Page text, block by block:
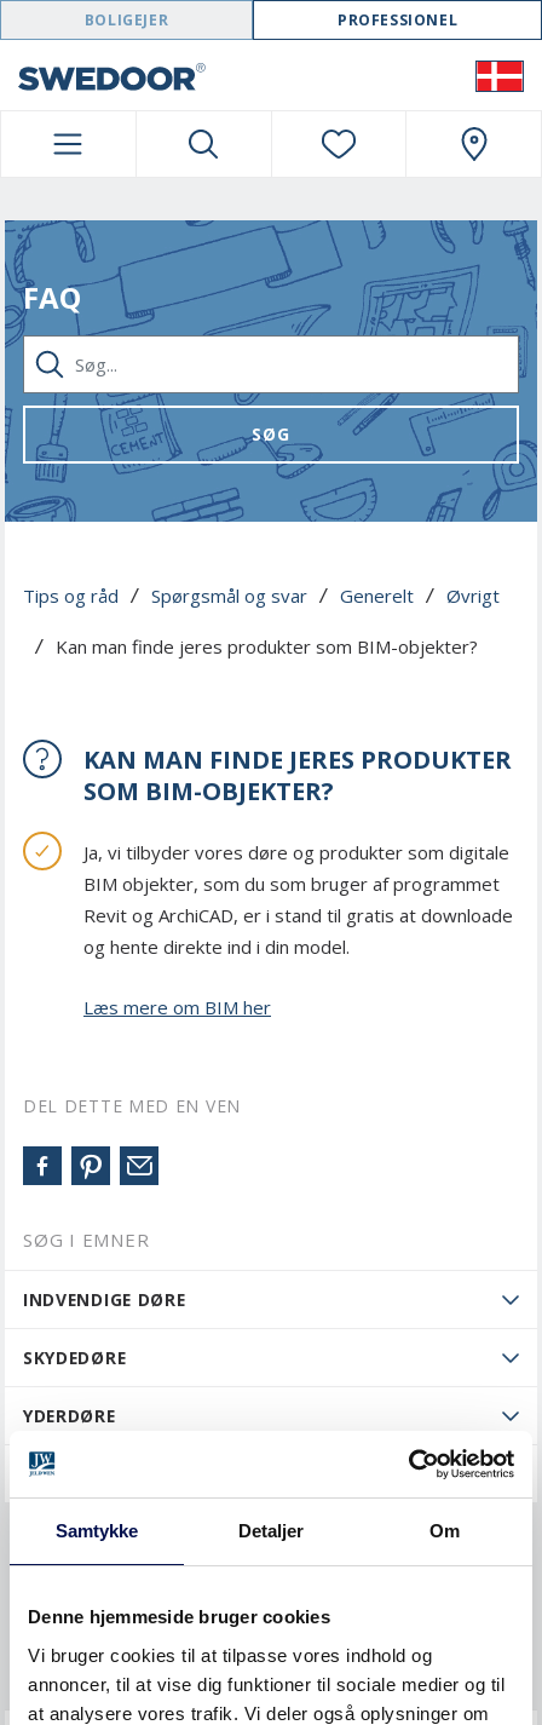
Samtykke Detaljer Om
Denne hjemmeside bruger cookies
Vi bruger cookies til at tilpasse vores indhold og
annoncer, til at vise dig funktioner til sociale medier og til
at analysere vores trafik. Vi deler også oplysninger om
SWEDOOR NAVIGATION
BOLIGEJER PROFESSIONEL
FAQ
SØG...
SØG
Tips og råd / Spørgsmål og svar / Generelt / Øvrigt
/ Kan man finde jeres produkter som BIM-objekter?
KAN MAN FINDE JERES PRODUKTER
SOM BIM-OBJEKTER?
Ja, vi tilbyder vores døre og produkter som digitale
BIM objekter, som du som bruger af programmet
Revit og ArchiCAD, er i stand til gratis at downloade
og hente direkte ind i din model.
Læs mere om BIM her
DEL DETTE MED EN VEN
SØG I EMNER
INDVENDIGE DØRE
SKYDEDØRE
YDERDØRE
GENERELT
Køb og priser
Garanti og reklamation